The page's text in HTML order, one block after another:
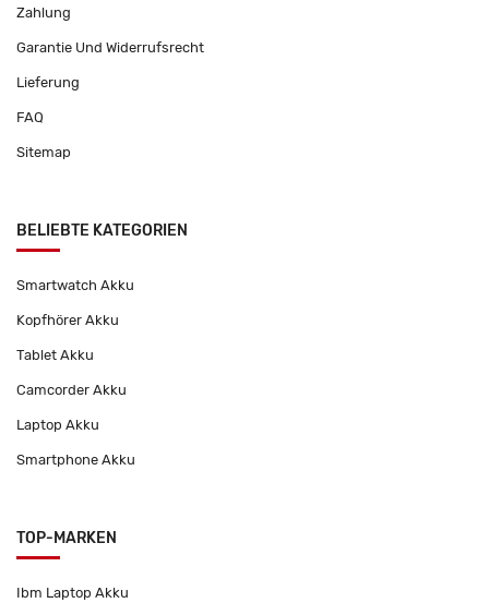
Zahlung
Garantie Und Widerrufsrecht
Lieferung
FAQ
Sitemap
BELIEBTE KATEGORIEN
Smartwatch Akku
Kopfhörer Akku
Tablet Akku
Camcorder Akku
Laptop Akku
Smartphone Akku
TOP-MARKEN
Ibm Laptop Akku